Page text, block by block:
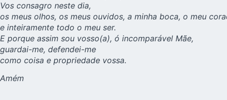
Vos consagro neste dia,
os meus olhos, os meus ouvidos, a minha boca, o meu
e inteiramente todo o meu ser.
E porque assim sou vosso(a), ó incomparável Mãe,
guardai-me, defendei-me
como coisa e propriedade vossa.
Amém